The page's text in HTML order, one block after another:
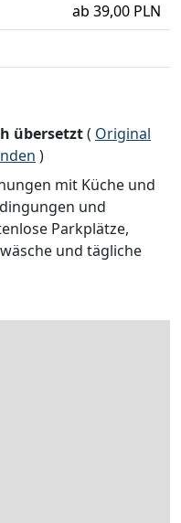
ab 39,00 PLN
übersetzt( Original
)
mit Küche und
und
Parkplätze,
und tägliche